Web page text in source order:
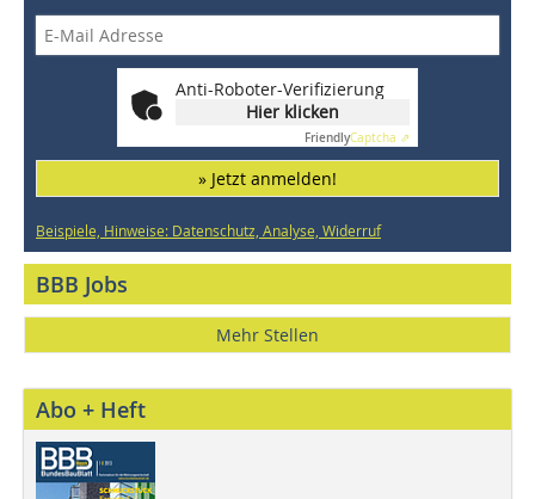
Anti-Roboter-Verifizierung
Hier klicken
FriendlyCaptcha ⇗
» Jetzt anmelden!
Beispiele, Hinweise: Datenschutz, Analyse, Widerruf
BBB Jobs
Mehr Stellen
Abo + Heft